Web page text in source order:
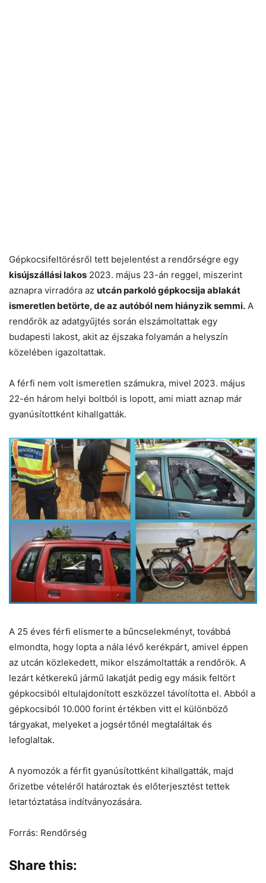
Gépkocsifeltörésről tett bejelentést a rendőrségre egy
kisújszállási lakos 2023. május 23-án reggel, miszerint
aznapra virradóra az utcán parkoló gépkocsija ablakát
ismeretlen betörte, de az autóból nem hiányzik semmi. A
rendőrök az adatgyűjtés során elszámoltattak egy
budapesti lakost, akit az éjszaka folyamán a helyszín
közelében igazoltattak.
A férfi nem volt ismeretlen számukra, mivel 2023. május
22-én három helyi boltból is lopott, ami miatt aznap már
gyanúsítottként kihallgatták.
A 25 éves férfi elismerte a bűncselekményt, továbbá
elmondta, hogy lopta a nála lévő kerékpárt, amivel éppen
az utcán közlekedett, mikor elszámoltatták a rendőrök. A
lezárt kétkerekű jármű lakatját pedig egy másik feltört
gépkocsiból eltulajdonított eszközzel távolította el. Abból a
gépkocsiból 10.000 forint értékben vitt el különböző
tárgyakat, melyeket a jogsértőnél megtaláltak és
lefoglaltak.
A nyomozók a férfit gyanúsítottként kihallgatták, majd
őrizetbe vételéről határoztak és előterjesztést tettek
letartóztatása indítványozására.
Forrás: Rendőrség
Share this: